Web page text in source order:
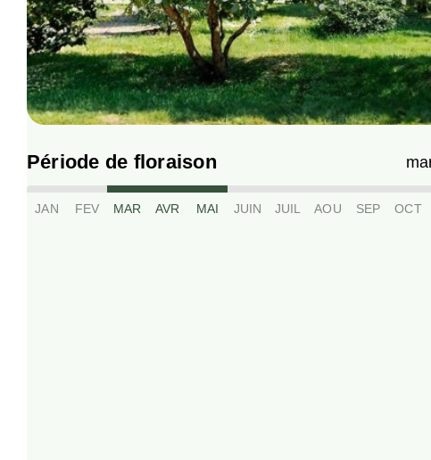
Période de floraison
JAN FEV MAR AVR MAI JUIN JUIL AOU SEP OCT